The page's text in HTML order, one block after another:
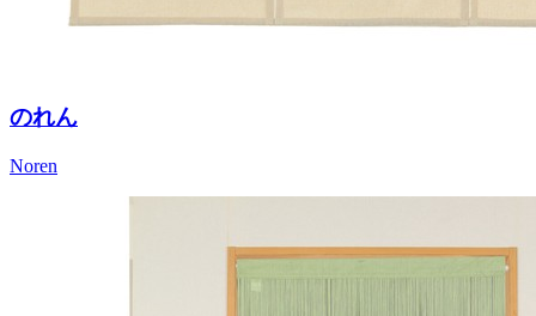
のれん
Noren